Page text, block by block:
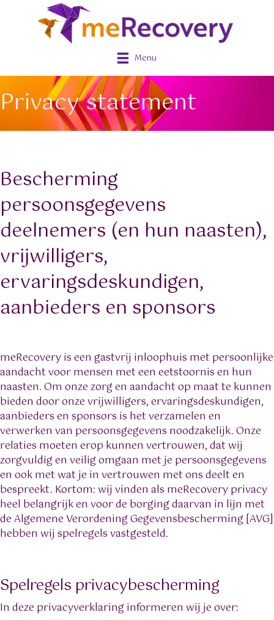
Menu
Privacy statement
Bescherming
persoonsgegevens
deelnemers (en hun naasten),
vrijwilligers,
ervaringsdeskundigen,
aanbieders en sponsors
meRecovery is een gastvrij inloophuis met persoonlijke
aandacht voor mensen met een eetstoornis en hun
naasten. Om onze zorg en aandacht op maat te kunnen
bieden door onze vrijwilligers, ervaringsdeskundigen,
aanbieders en sponsors is het verzamelen en
verwerken van persoonsgegevens noodzakelijk. Onze
relaties moeten erop kunnen vertrouwen, dat wij
zorgvuldig en veilig omgaan met je persoonsgegevens
en ook met wat je in vertrouwen met ons deelt en
bespreekt. Kortom: wij vinden als meRecovery privacy
heel belangrijk en voor de borging daarvan in lijn met
de Algemene Verordening Gegevensbescherming [AVG]
hebben wij spelregels vastgesteld.
Spelregels privacybescherming
In deze privacyverklaring informeren wij je over: